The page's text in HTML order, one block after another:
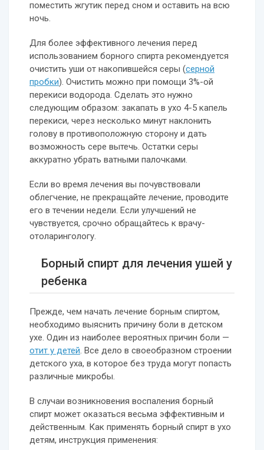
поместить жгутик перед сном и оставить на всю
ночь.
Для более эффективного лечения перед
использованием борного спирта рекомендуется
очистить уши от накопившейся серы (серной
пробки). Очистить можно при помощи 3%-ой
перекиси водорода. Сделать это нужно
следующим образом: закапать в ухо 4-5 капель
перекиси, через несколько минут наклонить
голову в противоположную сторону и дать
возможность сере вытечь. Остатки серы
аккуратно убрать ватными палочками.
Если во время лечения вы почувствовали
облегчение, не прекращайте лечение, проводите
его в течении недели. Если улучшений не
чувствуется, срочно обращайтесь к врачу-
отоларингологу.
Борный спирт для лечения ушей у
ребенка
Прежде, чем начать лечение борным спиртом,
необходимо выяснить причину боли в детском
ухе. Один из наиболее вероятных причин боли —
отит у детей. Все дело в своеобразном строении
детского уха, в которое без труда могут попасть
различные микробы.
В случаи возникновения воспаления борный
спирт может оказаться весьма эффективным и
действенным. Как применять борный спирт в ухо
детям, инструкция применения: